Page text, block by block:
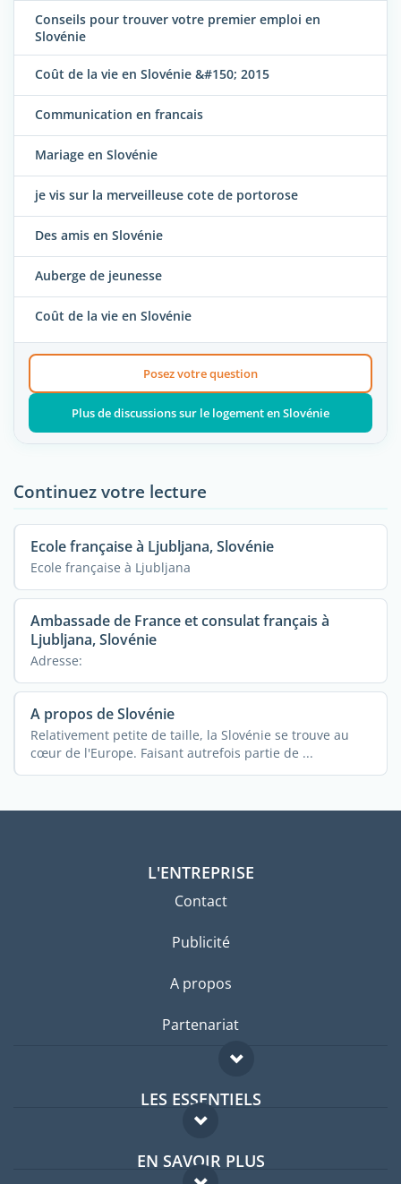
Conseils pour trouver votre premier emploi en
Slovénie
Coût de la vie en Slovénie &#150; 2015
Communication en francais
Mariage en Slovénie
je vis sur la merveilleuse cote de portorose
Des amis en Slovénie
Auberge de jeunesse
Coût de la vie en Slovénie
Posez votre question
Plus de discussions sur le logement en Slovénie
Continuez votre lecture
Ecole française à Ljubljana, Slovénie
Ecole française à Ljubljana
Ambassade de France et consulat français à
Ljubljana, Slovénie
Adresse:
A propos de Slovénie
Relativement petite de taille, la Slovénie se trouve au
cœur de l'Europe. Faisant autrefois partie de ...
L'ENTREPRISE
Contact
Publicité
A propos
Partenariat
LES ESSENTIELS
Forum expatriés
Guides pays
EN SAVOIR PLUS